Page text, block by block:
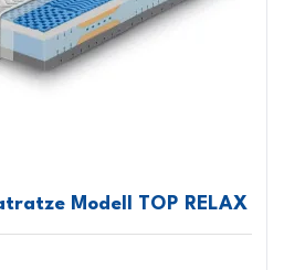
Modell TOP RELAX